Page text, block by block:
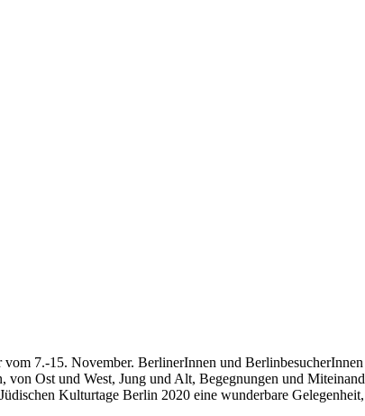
7.-15. November. BerlinerInnen und
Ost und West, Jung und Alt, Begegnungen und
Kulturtage Berlin 2020 eine wunderbare